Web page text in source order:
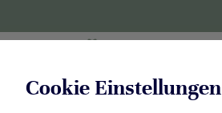
Cookie Einstellungen